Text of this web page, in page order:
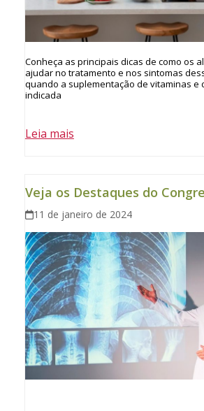
Conheça as principais dicas de como os
ajudar no tratamento e nos sintomas
quando a suplementação de vitaminas e
indicada
Leia mais
Veja os Destaques do
11 de janeiro de 2024